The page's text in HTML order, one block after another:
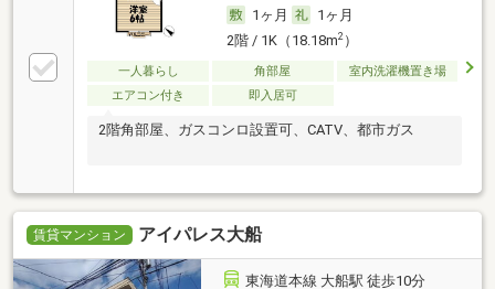
1ヶ月
1ヶ月
2階 / 1K（18.18m2）
一人暮らし 角部屋
室内洗濯機置き場
エアコン付き
即入居可
2階角部屋、ガスコンロ設置可、CATV、都市ガス
賃貸マンション アイパレス大船
東海道本線 大船駅 徒歩10分